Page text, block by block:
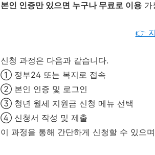
본인 인증만 있으면 누구나 무료로 이용 가
👉
신청 과정은 다음과 같습니다.
① 정부24 또는 복지로 접속
② 본인 인증 및 로그인
③ 청년 월세 지원금 신청 메뉴 선택
④ 신청서 작성 및 제출
이 과정을 통해 간단하게 신청할 수 있으